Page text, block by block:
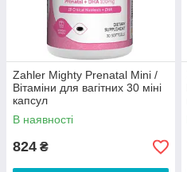
Zahler Mighty Prenatal Mini /
Вітаміни для вагітних 30 міні
капсул
В наявності
824 ₴